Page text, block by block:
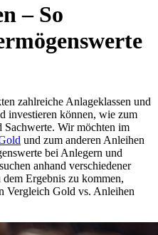
– So
zahlreiche Anlageklassen und
investieren können, wie zum
Wir möchten im
und zum anderen Anleihen
bei Anlegern und
anhand verschiedener
Ergebnis zu kommen,
Vergleich Gold vs. Anleihen